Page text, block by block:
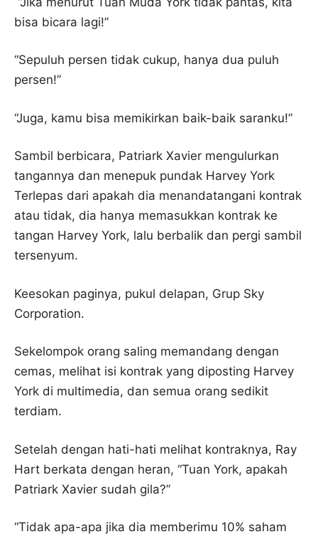
bisa bicara lagi!”
“Sepuluh persen tidak cukup, hanya dua puluh
persen!”
“Juga, kamu bisa memikirkan baik-baik saranku!”
Sambil berbicara, Patriark Xavier mengulurkan
tangannya dan menepuk pundak Harvey York
Terlepas dari apakah dia menandatangani kontrak
atau tidak, dia hanya memasukkan kontrak ke
tangan Harvey York, lalu berbalik dan pergi sambil
tersenyum.
Keesokan paginya, pukul delapan, Grup Sky
Corporation.
Sekelompok orang saling memandang dengan
cemas, melihat isi kontrak yang diposting Harvey
York di multimedia, dan semua orang sedikit
terdiam.
Setelah dengan hati-hati melihat kontraknya, Ray
Hart berkata dengan heran, “Tuan York, apakah
Patriark Xavier sudah gila?”
“Tidak apa-apa jika dia memberimu 10% saham